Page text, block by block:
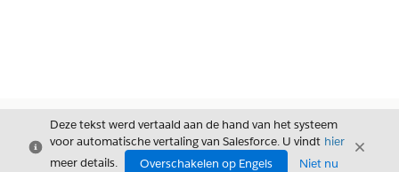
Sluiten
Deze tekst werd vertaald aan de hand van het systeem
voor automatische vertaling van Salesforce. U vindt hier
meer details.
Overschakelen op Engels Niet nu
Sluiten